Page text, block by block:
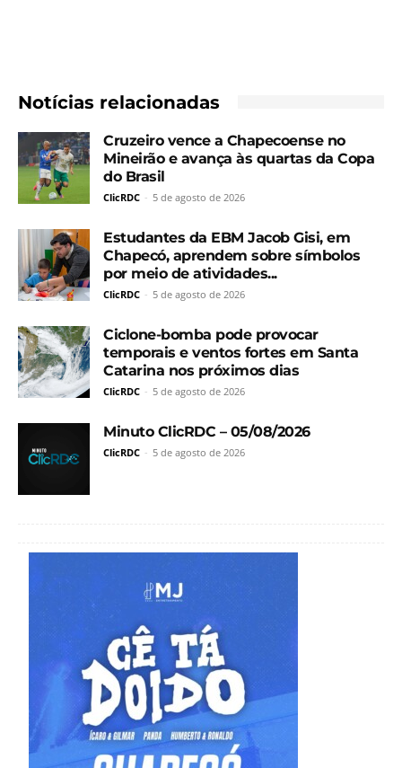
Notícias relacionadas
Cruzeiro vence a Chapecoense no
Mineirão e avança às quartas da Copa
do Brasil
ClicRDC - 5 de agosto de 2026
Estudantes da EBM Jacob Gisi, em
Chapecó, aprendem sobre símbolos
por meio de atividades...
ClicRDC - 5 de agosto de 2026
Ciclone-bomba pode provocar
temporais e ventos fortes em Santa
Catarina nos próximos dias
ClicRDC - 5 de agosto de 2026
Minuto ClicRDC – 05/08/2026
ClicRDC - 5 de agosto de 2026